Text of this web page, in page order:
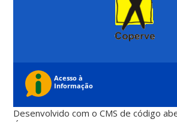
Desenvolvido com o CMS de código